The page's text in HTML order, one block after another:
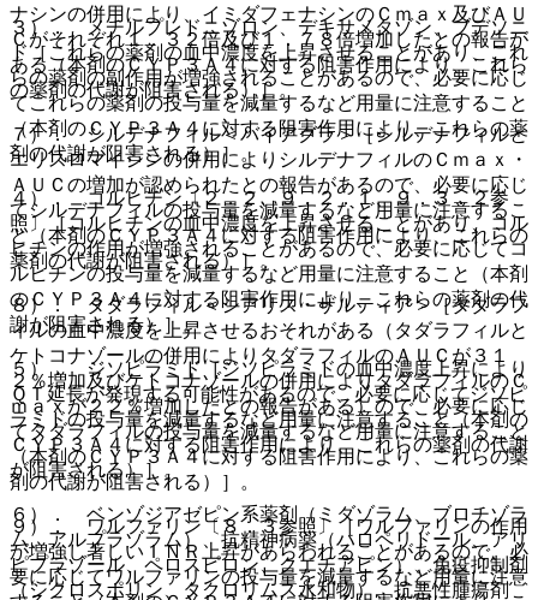
ナシンの併用により、イミダフェナシンのＣｍａｘ及びＡＵ
Ｃがそれぞれ１．３２倍及び１．７８倍増加したとの報告が
ある（本剤のＣＹＰ３Ａ４に対する阻害作用により、これら
の薬剤の代謝が阻害される）］。
７）． シルデナフィル＜バイアグラ＞［シルデナフィルと
エリスロマイシンの併用によりシルデナフィルのＣｍａｘ・
ＡＵＣの増加が認められたとの報告があるので、必要に応じ
てシルデナフィルの投与量を減量するなど用量に注意するこ
と（本剤のＣＹＰ３Ａ４に対する阻害作用により、これらの
薬剤の代謝が阻害される）］。
８）． タダラフィル＜シアリス・ザルティア＞［タダラフ
ィルの血中濃度を上昇させるおそれがある（タダラフィルと
ケトコナゾールの併用によりタダラフィルのＡＵＣが３１
２％増加及びケトコナゾールの併用によりタダラフィルのＣ
ｍａｘが２２％増加したとの報告がある）ので、必要に応じ
てタダラフィルの投与量を減量するなど用量に注意すること
（本剤のＣＹＰ３Ａ４に対する阻害作用により、これらの薬
剤の代謝が阻害される）］。
９）． ワルファリン〔８．３参照〕［ワルファリンの作用
が増強し著しいＩＮＲ上昇があらわれることがあるので、必
要に応じてワルファリンの投与量を減量するなど用量に注意
３）． メチルプレドニゾロン、デキサメタゾン、ブデソニ
ド［これらの薬剤の血中濃度を上昇させることがあり、これ
らの薬剤の副作用が増強されることがあるので、必要に応じ
てこれらの薬剤の投与量を減量するなど用量に注意すること
（本剤のＣＹＰ３Ａ４に対する阻害作用により、これらの薬
剤の代謝が阻害される）］。
４）． コルヒチン〔２．２、９．２．１、９．３．２参
照〕［コルヒチンの血中濃度を上昇させることがあり、コル
ヒチンの作用が増強されることがあるので、必要に応じてコ
ルヒチンの投与量を減量するなど用量に注意すること（本剤
のＣＹＰ３Ａ４に対する阻害作用により、これらの薬剤の代
謝が阻害される）］。
５）． ジソピラミド［ジソピラミドの血中濃度上昇により
ＱＴ延長が発現する可能性があるので、必要に応じてジソピ
ラミドの投与量を減量するなど用量に注意すること（本剤の
ＣＹＰ３Ａ４に対する阻害作用により、これらの薬剤の代謝
が阻害される）］。
６）． ベンゾジアゼピン系薬剤（ミダゾラム、ブロチゾラ
ム、アルプラゾラム）、抗精神病薬（ハロペリドール、アリ
ピプラゾール、ペロスピロン、クエチアピン）、免疫抑制剤
（シクロスポリン、タクロリムス水和物）、抗悪性腫瘍剤